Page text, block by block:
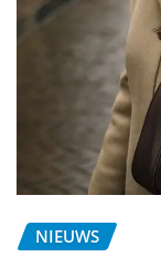
NIEUWS